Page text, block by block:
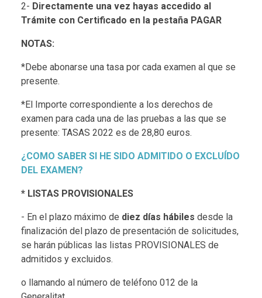
2- Directamente una vez hayas accedido al
Trámite con Certificado en la pestaña PAGAR
NOTAS:
*Debe abonarse una tasa por cada examen al que se
presente.
*El Importe correspondiente a los derechos de
examen para cada una de las pruebas a las que se
presente: TASAS 2022 es de 28,80 euros.
¿COMO SABER SI HE SIDO ADMITIDO O EXCLUÍDO
DEL EXAMEN?
* LISTAS PROVISIONALES
- En el plazo máximo de diez días hábiles desde la
finalización del plazo de presentación de solicitudes,
se harán públicas las listas PROVISIONALES de
admitidos y excluidos.
o llamando al número de teléfono 012 de la